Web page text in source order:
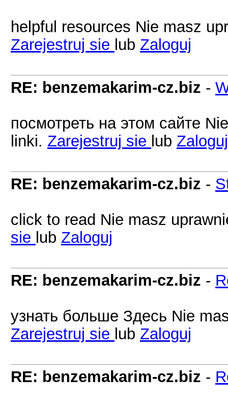
helpful resources Nie masz
Zarejestruj sie lub Zaloguj
RE: benzemakarim-cz.biz -
посмотреть на этом сайте
linki. Zarejestruj sie lub Zaloguj
RE: benzemakarim-cz.biz -
click to read Nie masz
sie lub Zaloguj
RE: benzemakarim-cz.biz -
узнать больше Здесь Nie
Zarejestruj sie lub Zaloguj
RE: benzemakarim-cz.biz -